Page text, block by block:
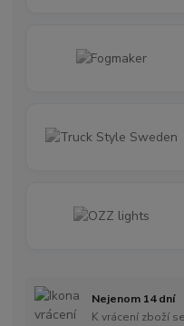
Nejenom 14 dní
K vrácení zboží